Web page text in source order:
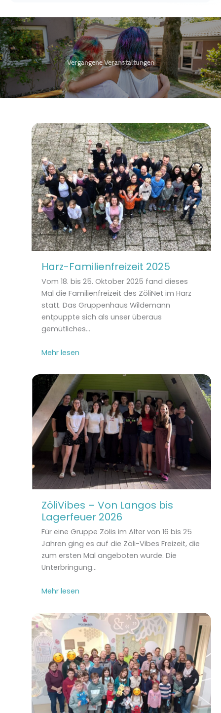
Vergangene Veranstaltungen
Harz-Familienfreizeit 2025
Vom 18. bis 25. Oktober 2025 fand dieses
Mal die Familienfreizeit des ZöliNet im Harz
statt. Das Gruppenhaus Wildemann
entpuppte sich als unser überaus
gemütliches…
Mehr lesen
ZöliVibes – Von Langos bis
Lagerfeuer 2026
Für eine Gruppe Zölis im Alter von 16 bis 25
Jahren ging es auf die Zöli-Vibes Freizeit, die
zum ersten Mal angeboten wurde. Die
Unterbringung…
Mehr lesen